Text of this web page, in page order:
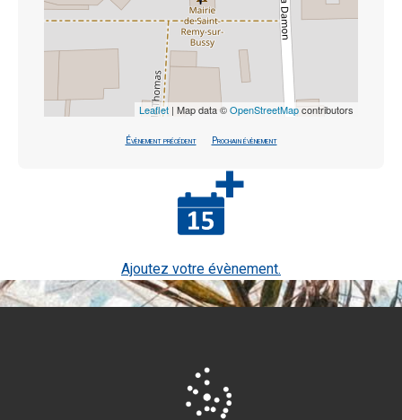
Leaflet| Map data ©OpenStreetMapcontributors
Évènement précédent Prochain évènement
Ajoutez votre évènement.